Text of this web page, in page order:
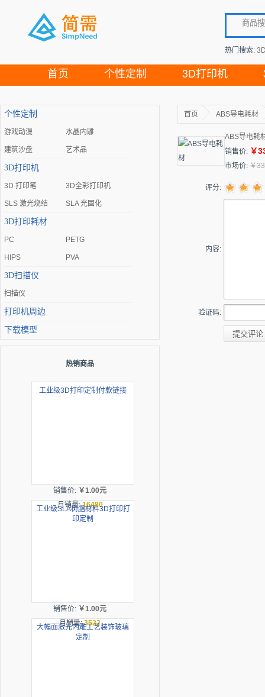
热门搜索:
首页 个性定制 3D打印机
个性定制
游戏动漫 水晶内雕
建筑沙盘 艺术品
3D打印机
3D 打印笔 3D全彩打印机
SLS 激光烧结 SLA 光固化
3D打印耗材
PC PETG
HIPS PVA
3D扫描仪
扫描仪
打印机周边
下载模型
热销商品
工业级3D打印定制付款链接
销售价: ￥1.00元
月销量:16480
工业级SLA树脂材料3D打印打
印定制
销售价: ￥1.00元
月销量:3522
大幅面激光内雕工艺装饰玻璃
定制
首页 ABS导电耗材
ABS导电耗
销售价: ￥
市场价: ￥
评分:
内容:
验证码: